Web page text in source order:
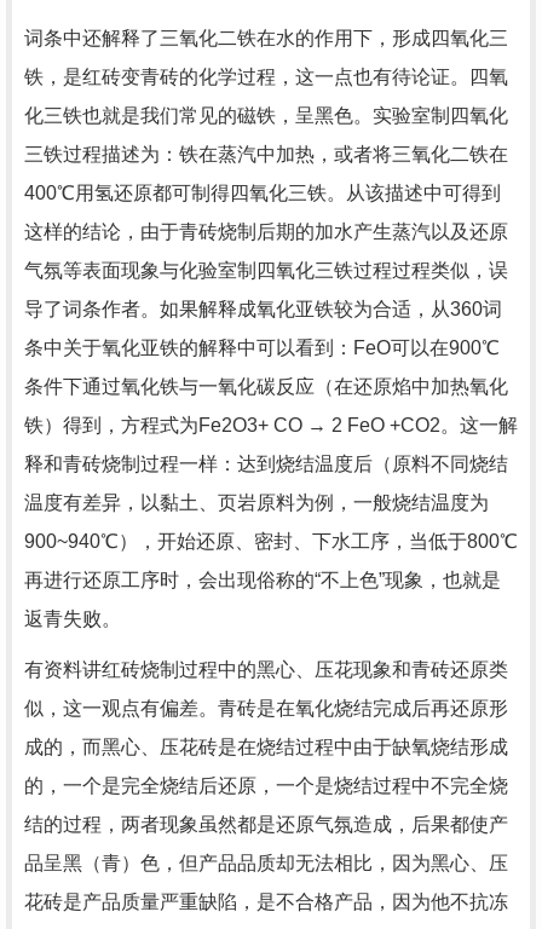
词条中还解释了三氧化二铁在水的作用下，形成四氧化三
铁，是红砖变青砖的化学过程，这一点也有待论证。四氧
化三铁也就是我们常见的磁铁，呈黑色。实验室制四氧化
三铁过程描述为：铁在蒸汽中加热，或者将三氧化二铁在
400℃用氢还原都可制得四氧化三铁。从该描述中可得到
这样的结论，由于青砖烧制后期的加水产生蒸汽以及还原
气氛等表面现象与化验室制四氧化三铁过程过程类似，误
导了词条作者。如果解释成氧化亚铁较为合适，从360词
条中关于氧化亚铁的解释中可以看到：FeO可以在900℃
条件下通过氧化铁与一氧化碳反应（在还原焰中加热氧化
铁）得到，方程式为Fe2O3+ CO → 2 FeO +CO2。这一解
释和青砖烧制过程一样：达到烧结温度后（原料不同烧结
温度有差异，以黏土、页岩原料为例，一般烧结温度为
900~940℃），开始还原、密封、下水工序，当低于800℃
再进行还原工序时，会出现俗称的“不上色”现象，也就是
返青失败。
有资料讲红砖烧制过程中的黑心、压花现象和青砖还原类
似，这一观点有偏差。青砖是在氧化烧结完成后再还原形
成的，而黑心、压花砖是在烧结过程中由于缺氧烧结形成
的，一个是完全烧结后还原，一个是烧结过程中不完全烧
结的过程，两者现象虽然都是还原气氛造成，后果都使产
品呈黑（青）色，但产品品质却无法相比，因为黑心、压
花砖是产品质量严重缺陷，是不合格产品，因为他不抗冻